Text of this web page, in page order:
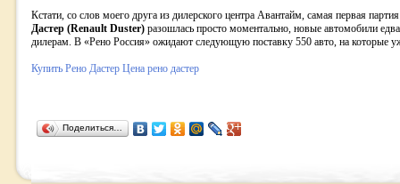
Кстати, со слов моего друга из дилерского центра Авантайм, самая первая
Дастер (Renault Duster) разошлась просто моментально, новые автомобили
дилерам. В «Рено Россия» ожидают следующую поставку 550 авто, на которые
Купить Рено Дастер Цена рено дастер
Поделиться…